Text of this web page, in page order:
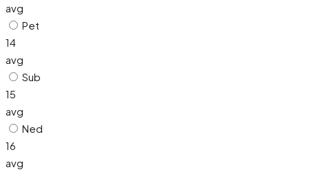
avg
Pet
14
avg
Sub
15
avg
Ned
16
avg